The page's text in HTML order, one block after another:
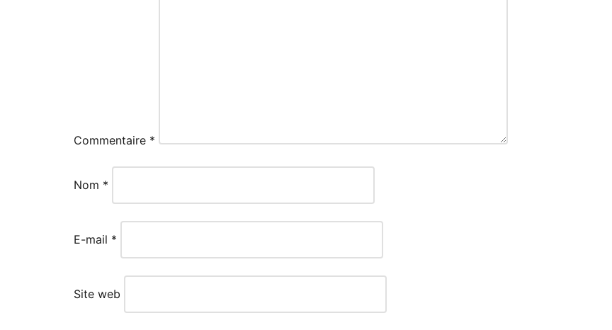
Commentaire *
Nom *
E-mail *
Site web